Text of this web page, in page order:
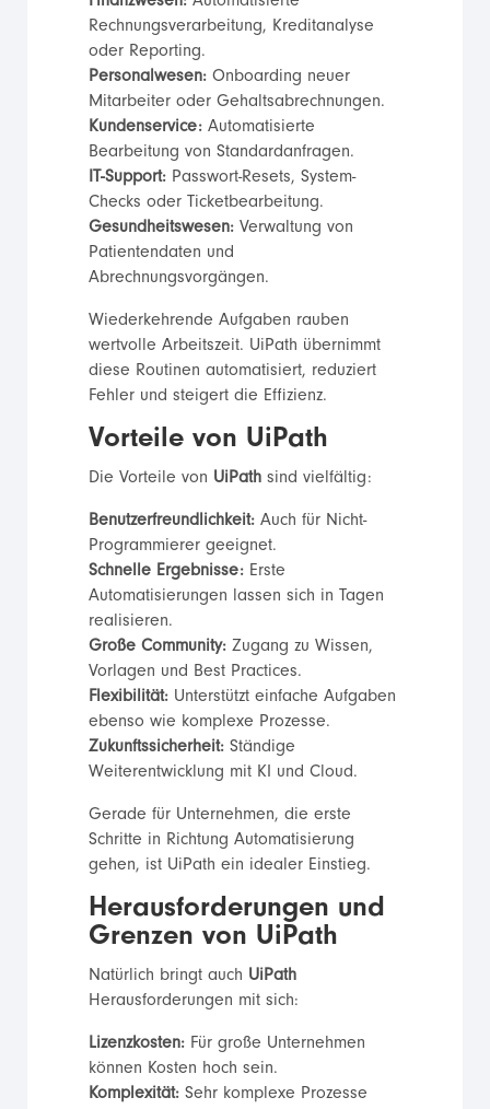
Rechnungsverarbeitung, Kreditanalyse
oder Reporting.
Personalwesen:Onboarding neuer
Mitarbeiter oder Gehaltsabrechnungen.
Kundenservice:Automatisierte
Bearbeitung von Standardanfragen.
IT-Support:Passwort-Resets, System-
Checks oder Ticketbearbeitung.
Gesundheitswesen:Verwaltung von
Patientendaten und
Abrechnungsvorgängen.
Wiederkehrende Aufgaben rauben
wertvolle Arbeitszeit. UiPath übernimmt
diese Routinen automatisiert, reduziert
Fehler und steigert die Effizienz.
Vorteile von UiPath
Die Vorteile von UiPathsind vielfältig:
Benutzerfreundlichkeit:Auch für Nicht-
Programmierer geeignet.
Schnelle Ergebnisse:Erste
Automatisierungen lassen sich in Tagen
realisieren.
Große Community:Zugang zu Wissen,
Vorlagen und Best Practices.
Flexibilität:Unterstützt einfache Aufgaben
ebenso wie komplexe Prozesse.
Zukunftssicherheit:Ständige
Weiterentwicklung mit KI und Cloud.
Gerade für Unternehmen, die erste
Schritte in Richtung Automatisierung
gehen, ist UiPath ein idealer Einstieg.
Herausforderungen und
Grenzen von UiPath
Natürlich bringt auch UiPath
Herausforderungen mit sich:
Lizenzkosten:Für große Unternehmen
können Kosten hoch sein.
Komplexität:Sehr komplexe Prozesse